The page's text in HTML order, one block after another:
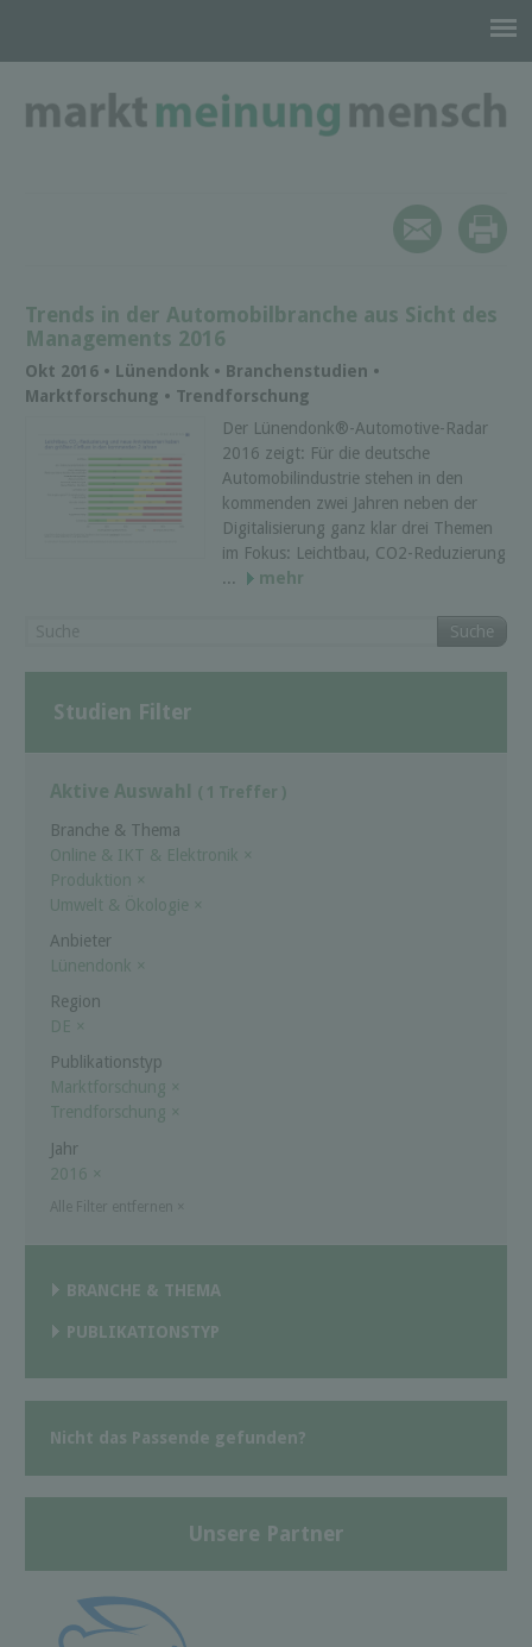
Trends in der Automobilbranche aus Sicht des
Managements 2016
Okt 2016 • Lünendonk • Branchenstudien •
Marktforschung • Trendforschung
Der Lünendonk®-Automotive-Radar
2016 zeigt: Für die deutsche
Automobilindustrie stehen in den
kommenden zwei Jahren neben der
Digitalisierung ganz klar drei Themen
im Fokus: Leichtbau, CO2-Reduzierung
...
mehr
Suche
Studien Filter
Aktive Auswahl ( 1 Treffer )
Branche & Thema
Online & IKT & Elektronik ×
Produktion ×
Umwelt & Ökologie ×
Anbieter
Lünendonk ×
Region
DE ×
Publikationstyp
Marktforschung ×
Trendforschung ×
Jahr
2016 ×
BRANCHE & THEMA
PUBLIKATIONSTYP
Nicht das Passende gefunden?
Unsere Partner